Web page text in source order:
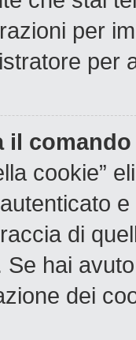
per
per
il
cookie”
di
Se hai
dei